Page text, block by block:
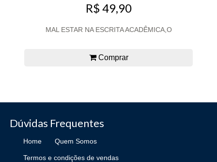
R$ 49,90
MAL ESTAR NA ESCRITA ACADÊMICA,O
Comprar
Dúvidas Frequentes
Home Quem Somos
Termos e condições de vendas